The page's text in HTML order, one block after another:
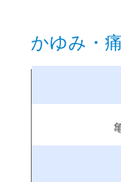
かゆみ・